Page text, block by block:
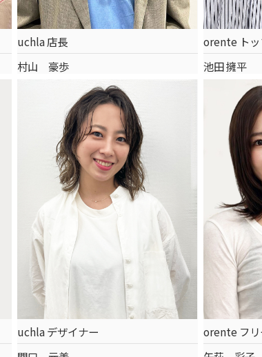
uchla 店長
村山 豪歩
orente トッ
池田 擁平
uchla デザイナー
orente フリ